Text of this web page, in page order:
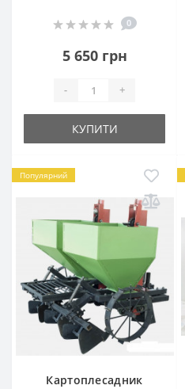
0
5 650 грн
- +
КУПИТИ
Популярний
Картоплесадник